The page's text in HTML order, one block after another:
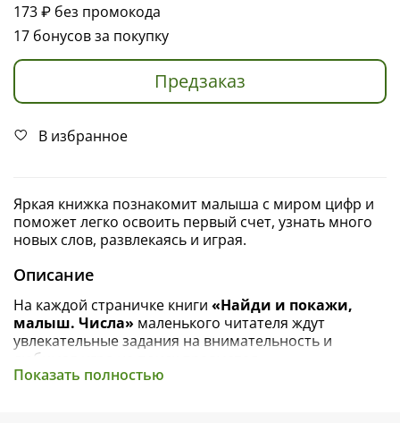
173 ₽ без промокода
17 бонусов за покупку
Предзаказ
В избранное
Яркая книжка познакомит малыша с миром цифр и
поможет легко освоить первый счет, узнать много
новых слов, развлекаясь и играя.
Описание
На каждой страничке книги «Найди и покажи,
малыш. Числа» маленького читателя ждут
увлекательные задания на внимательность и
любимая игра на поиск предметов.
Показать полностью